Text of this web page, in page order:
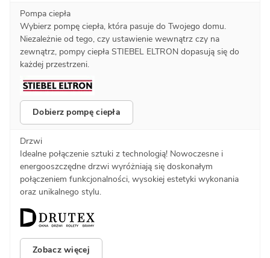
Pompa ciepła
Wybierz pompę ciepła, która pasuje do Twojego domu.
Niezależnie od tego, czy ustawienie wewnątrz czy na
zewnątrz, pompy ciepła STIEBEL ELTRON dopasują się do
każdej przestrzeni.
Dobierz pompę ciepła
Drzwi
Idealne połączenie sztuki z technologią! Nowoczesne i
energooszczędne drzwi wyróżniają się doskonałym
połączeniem funkcjonalności, wysokiej estetyki wykonania
oraz unikalnego stylu.
Zobacz więcej